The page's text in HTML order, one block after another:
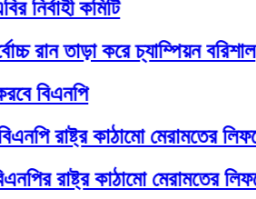
কমিটি
তাড়া করে চ্যাম্পিয়ন বরিশাল
রাষ্ট্র কাঠামো মেরামতের লিফলেট
কাঠামো মেরামতের লিফলেট